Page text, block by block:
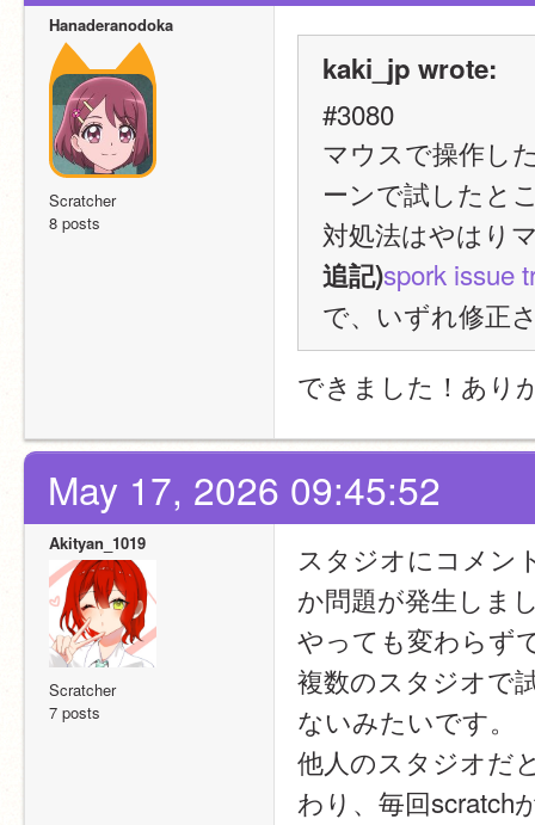
Hanaderanodoka
Scratcher
8 posts
kaki_jp wrote:
#3080
マウスで操作し
ーンで試したと
対処法はやはり
追記)spork issue
で、いずれ修正
できました！あり
May 17, 2026 09:45:52
Akityan_1019
Scratcher
7 posts
スタジオにコメン
か問題が発生しま
やっても変わらず
複数のスタジオで
ないみたいです。
他人のスタジオだ
わり、毎回scratch